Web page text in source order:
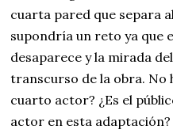
cuarta pared que separa
supondría un reto ya que
desaparece y la mirada
transcurso de la obra. No
cuarto actor? ¿Es el
actor en esta adaptación?